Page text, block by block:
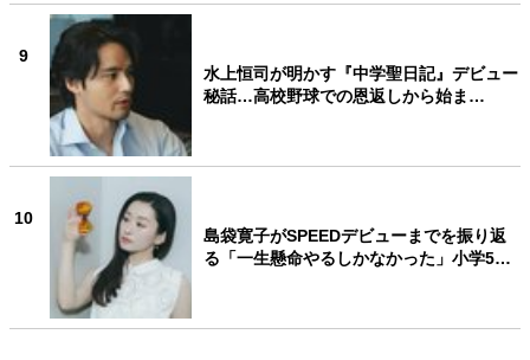
9
水上恒司が明かす『中学聖日記』デビュー
秘話…高校野球での恩返しから始ま…
10
島袋寛子がSPEEDデビューまでを振り返
る「一生懸命やるしかなかった」小学5…